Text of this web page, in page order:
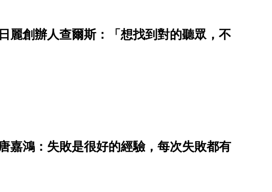
麗創辦人查爾斯：「想找到對的聽眾，不
嘉鴻：失敗是很好的經驗，每次失敗都有